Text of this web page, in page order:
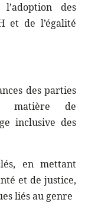
des
et de l’égalité
des parties
matière de
inclusive des
en mettant
et de justice,
liés au genre